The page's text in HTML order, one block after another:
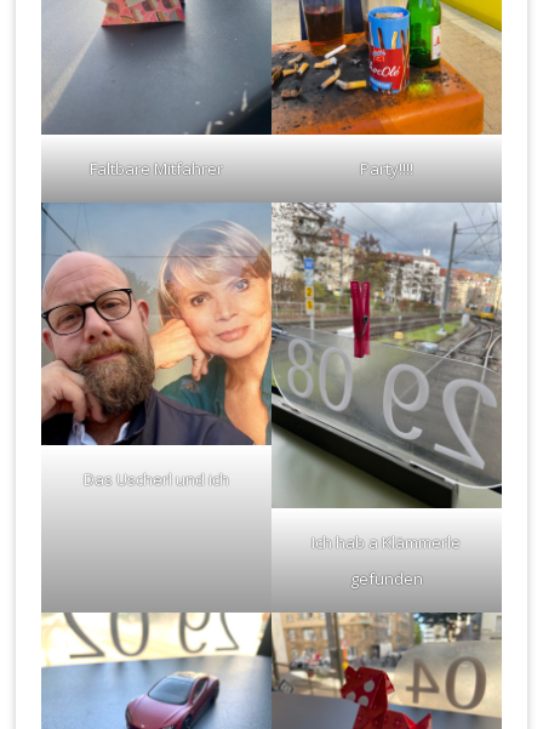
Faltbare Mitfahrer Party!!!!
Das Uscherl und ich
Ich hab a Klämmerle
gefunden